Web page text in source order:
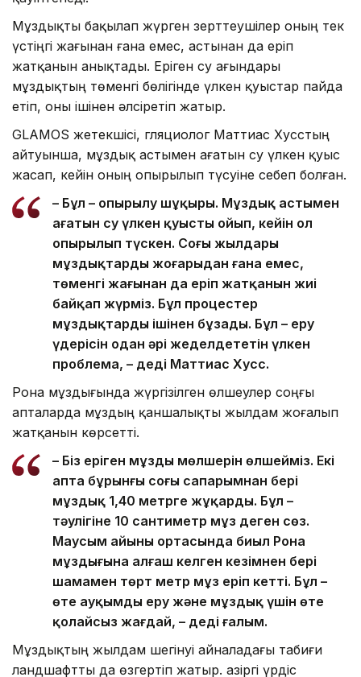
Мұздықты бақылап жүрген зерттеушілер оның тек
үстіңгі жағынан ғана емес, астынан да еріп
жатқанын анықтады. Еріген су ағындары
мұздықтың төменгі бөлігінде үлкен қуыстар пайда
етіп, оны ішінен әлсіретіп жатыр.
GLAMOS жетекшісі, гляциолог Маттиас Хусстың
айтуынша, мұздық астымен ағатын су үлкен қуыс
жасап, кейін оның опырылып түсуіне себеп болған.
– Бұл – опырылу шұңқыры. Мұздық астымен
ағатын су үлкен қуысты ойып, кейін ол
опырылып түскен. Соңғы жылдары
мұздықтардың жоғарыдан ғана емес,
төменгі жағынан да еріп жатқанын жиі
байқап жүрміз. Бұл процестер
мұздықтарды ішінен бұзады. Бұл – еру
үдерісін одан әрі жеделдететін үлкен
проблема, – деді Маттиас Хусс.
Рона мұздығында жүргізілген өлшеулер соңғы
апталарда мұздың қаншалықты жылдам жоғалып
жатқанын көрсетті.
– Біз еріген мұздың мөлшерін өлшейміз. Екі
апта бұрынғы соңғы сапарымнан бері
мұздық 1,40 метрге жұқарды. Бұл –
тәулігіне 10 сантиметр мұз деген сөз.
Маусым айының ортасында биыл Рона
мұздығына алғаш келген кезімнен бері
шамамен төрт метр мұз еріп кетті. Бұл –
өте ауқымды еру және мұздық үшін өте
қолайсыз жағдай, – деді ғалым.
Мұздықтың жылдам шегінуі айналадағы табиғи
ландшафтты да өзгертіп жатыр. Қазіргі үрдіс